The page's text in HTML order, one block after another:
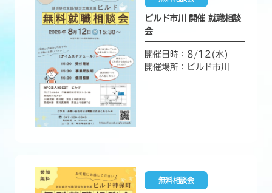
ビルド市川 開催 就職相談
会
開催日時：8/12(水)
開催場所：ビルド市川
無料相談会